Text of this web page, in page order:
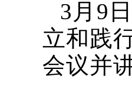
3月9
立和践
会议并